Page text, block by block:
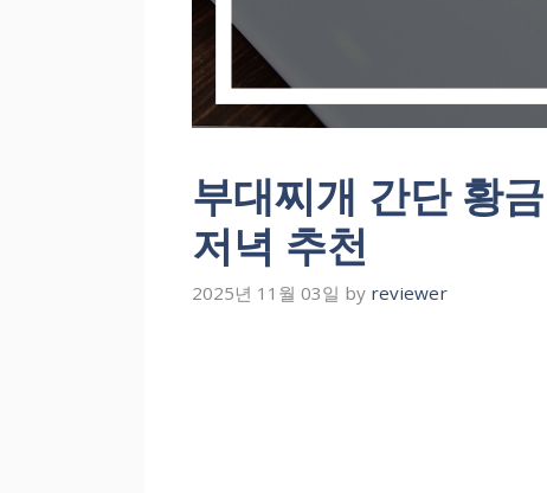
부대찌개 간단 황
저녁 추천
2025년 11월 03일 by reviewer